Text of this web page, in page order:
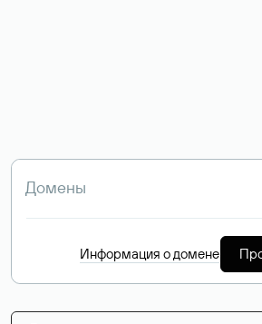
Информация о домене